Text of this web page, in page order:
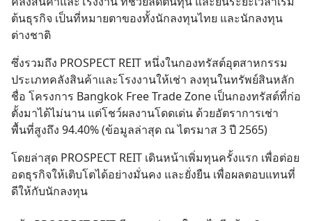
ต้นธุรกิจ เป็นที่หมายตาของทั้งนักลงทุนไทย และนักลงทุน
ต่างชาติ
ซึ่งรวมถึง PROSPECT REIT หนึ่งในกองทรัสต์อุตสาหกรรม
ประเภทคลังสินค้าและโรงงานให้เช่า ลงทุนในทรัพย์สินหลัก
ชื่อ โครงการ Bangkok Free Trade Zone เป็นกองทรัสต์ที่ก่อ
ตั้งมาได้ไม่นาน แต่โชว์ผลงานโดดเด่น ด้วยอัตราการเช่า
พื้นที่สูงถึง 94.40% (ข้อมูลล่าสุด ณ ไตรมาส 3 ปี 2565)
โดยล่าสุด PROSPECT REIT เดินหน้าเพิ่มทุนครั้งแรก เพื่อต่อย
อดธุรกิจให้เติบโตได้อย่างมั่นคง และยั่งยืน เพื่อผลตอบแทนที่
ดีให้กับนักลงทุน